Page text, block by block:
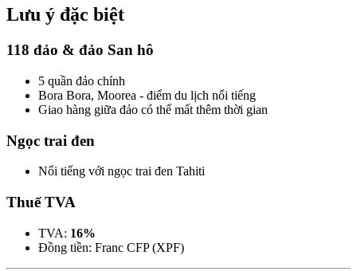
Lưu ý đặc biệt
118 đảo & đảo San hô
5 quần đảo chính
Bora Bora, Moorea - điểm du lịch nổi tiếng
Giao hàng giữa đảo có thể mất thêm thời gian
Ngọc trai đen
Nổi tiếng với ngọc trai đen Tahiti
Thuế TVA
TVA: 16%
Đồng tiền: Franc CFP (XPF)